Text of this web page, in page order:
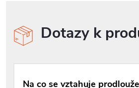
Dotazy k
Na co se vztahuje